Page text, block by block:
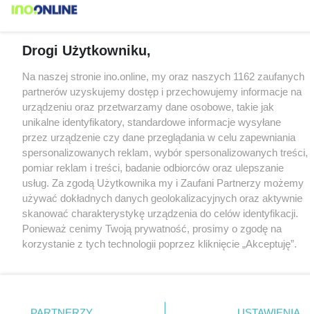
Drogi Użytkowniku,
Na naszej stronie ino.online, my oraz naszych 1162 zaufanych
partnerów uzyskujemy dostęp i przechowujemy informacje na
urządzeniu oraz przetwarzamy dane osobowe, takie jak
unikalne identyfikatory, standardowe informacje wysyłane
przez urządzenie czy dane przeglądania w celu zapewniania
spersonalizowanych reklam, wybór spersonalizowanych treści,
pomiar reklam i treści, badanie odbiorców oraz ulepszanie
usług. Za zgodą Użytkownika my i Zaufani Partnerzy możemy
używać dokładnych danych geolokalizacyjnych oraz aktywnie
skanować charakterystykę urządzenia do celów identyfikacji.
Ponieważ cenimy Twoją prywatność, prosimy o zgodę na
korzystanie z tych technologii poprzez kliknięcie „Akceptuję”.
nie wymagają zgody użytkownika, ale masz prawo sprzeciwić